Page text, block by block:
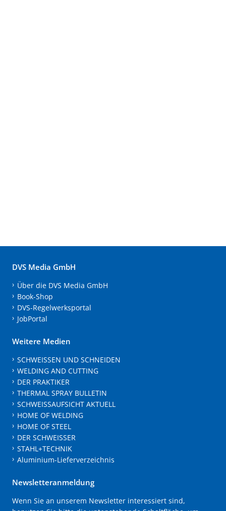
DVS Media GmbH
Über die DVS Media GmbH
Book-Shop
DVS-Regelwerksportal
JobPortal
Weitere Medien
SCHWEISSEN UND SCHNEIDEN
WELDING AND CUTTING
DER PRAKTIKER
THERMAL SPRAY BULLETIN
SCHWEISSAUFSICHT AKTUELL
HOME OF WELDING
HOME OF STEEL
DER SCHWEISSER
STAHL+TECHNIK
Aluminium-Lieferverzeichnis
Newsletteranmeldung
Wenn Sie an unserem Newsletter interessiert sind,